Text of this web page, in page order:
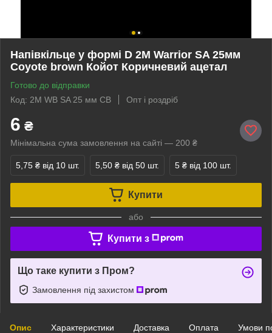
Напівкільце у формі D 2M Warrior SA 25мм
Coyote brown Койот Коричневий ацетал
Готово до відправки
Код: 2M WB SA 25 мм CB
Опт і роздріб
6 ₴
Мінімальна сума замовлення на сайті — 200 ₴
5,75 ₴ від 10 шт. 5,50 ₴ від 50 шт. 5 ₴ від 100 шт.
Купити
або
Купити з
Що таке купити з Пром?
Замовлення під захистом
Опис Характеристики Доставка Оплата Умови